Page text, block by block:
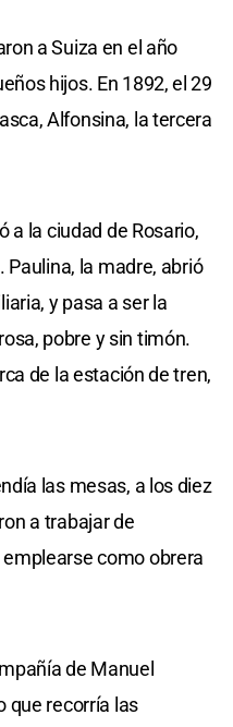
a Suiza en el año
hijos. En 1892, el 29
Alfonsina, la tercera
a la ciudad de Rosario,
la madre, abrió
y pasa a ser la
pobre y sin timón.
de la estación de tren,
las mesas, a los diez
a trabajar de
como obrera
de Manuel
que recorría las